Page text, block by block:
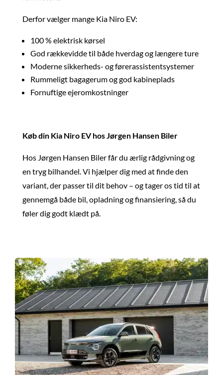
Derfor vælger mange Kia Niro EV:
100 % elektrisk kørsel
God rækkevidde til både hverdag og længere ture
Moderne sikkerheds- og førerassistentsystemer
Rummeligt bagagerum og god kabineplads
Fornuftige ejeromkostninger
Køb din Kia Niro EV hos Jørgen Hansen Biler
Hos Jørgen Hansen Biler får du ærlig rådgivning og
en tryg bilhandel. Vi hjælper dig med at finde den
variant, der passer til dit behov – og tager os tid til at
gennemgå både bil, opladning og finansiering, så du
føler dig godt klædt på.